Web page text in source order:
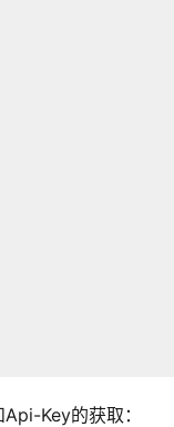
Key的获取：